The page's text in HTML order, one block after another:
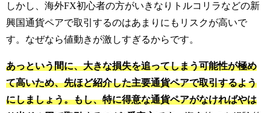
しかし、海外FX初心者の方がいきなりトルコリラなどの新
興国通貨ペアで取引するのはあまりにもリスクが高いで
す。なぜなら値動きが激しすぎるからです。
あっという間に、大きな損失を追ってしまう可能性が極め
て高いため、先ほど紹介した主要通貨ペアで取引するよう
にしましょう。もし、特に得意な通貨ペアがなければやは